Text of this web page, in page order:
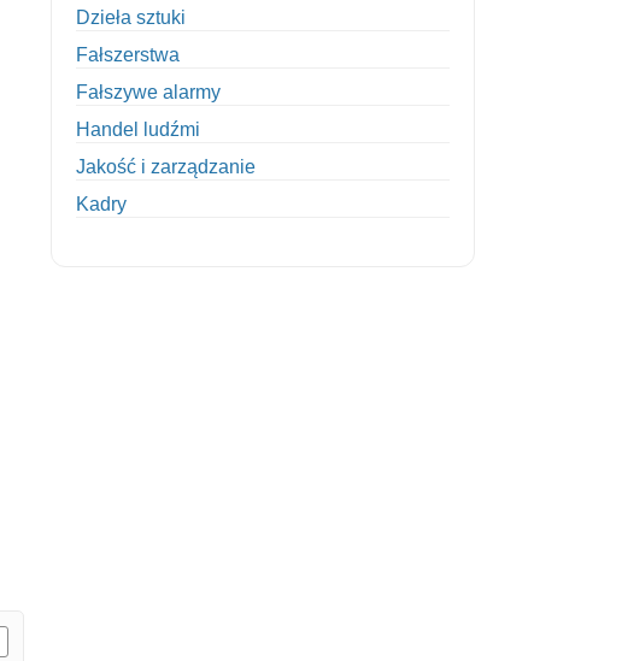
Dzieła sztuki
Fałszerstwa
Fałszywe alarmy
Handel ludźmi
Jakość i zarządzanie
Kadry